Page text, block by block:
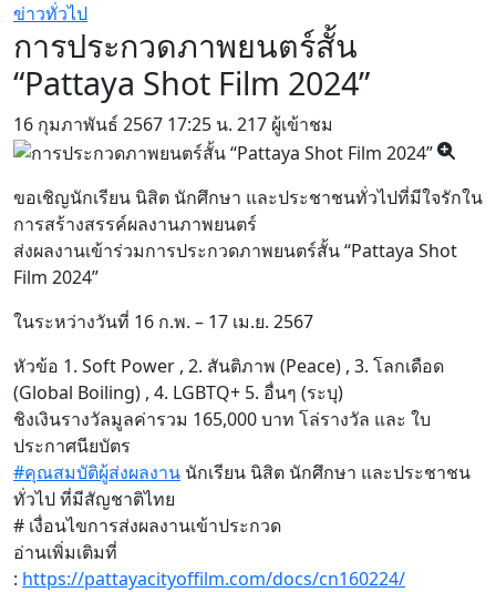
ข่าวทั่วไป
การประกวดภาพยนตร์สั้น
“Pattaya Shot Film 2024”
16 กุมภาพันธ์ 2567 17:25 น. 217 ผู้เข้าชม
ขอเชิญนักเรียน นิสิต นักศึกษา และประชาชนทั่วไปที่มีใจรักใน
การสร้างสรรค์ผลงานภาพยนตร์
ส่งผลงานเข้าร่วมการประกวดภาพยนตร์สั้น “Pattaya Shot
Film 2024”
ในระหว่างวันที่ 16 ก.พ. – 17 เม.ย. 2567
หัวข้อ 1. Soft Power , 2. สันติภาพ (Peace) , 3. โลกเดือด
(Global Boiling) , 4. LGBTQ+ 5. อื่นๆ (ระบุ)
ชิงเงินรางวัลมูลค่ารวม 165,000 บาท โล่รางวัล และ ใบ
ประกาศนียบัตร
#คุณสมบัติผู้ส่งผลงาน นักเรียน นิสิต นักศึกษา และประชาชน
ทั่วไป ที่มีสัญชาติไทย
# เงื่อนไขการส่งผลงานเข้าประกวด
อ่านเพิ่มเติมที่
: https://pattayacityoffilm.com/docs/cn160224/